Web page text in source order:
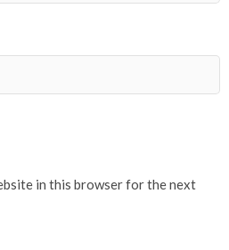
in this browser for the next